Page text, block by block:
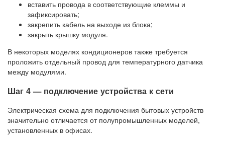
вставить провода в соответствующие клеммы и
зафиксировать;
закрепить кабель на выходе из блока;
закрыть крышку модуля.
В некоторых моделях кондиционеров также требуется
проложить отдельный провод для температурного датчика
между модулями.
Шаг 4 — подключение устройства к сети
Электрическая схема для подключения бытовых устройств
значительно отличается от полупромышленных моделей,
установленных в офисах.